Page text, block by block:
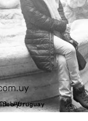
Uruguay